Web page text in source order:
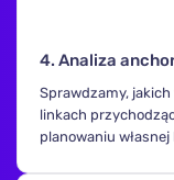
4. Analiza
Sprawdzamy, jakich
linkach
planowaniu